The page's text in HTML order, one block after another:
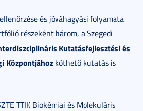
és jóváhagyási folyamata
részeként három, a Szegedi
Kutatásfejlesztési és
Központjához köthető kutatás is
TTIK Biokémiai és Molekuláris